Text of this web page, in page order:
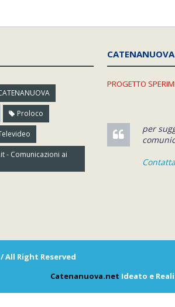
Proloco
- Comunicazioni ai
PROGETTO
per
/ All Right Reserved
Catenanuova.net Ideato e